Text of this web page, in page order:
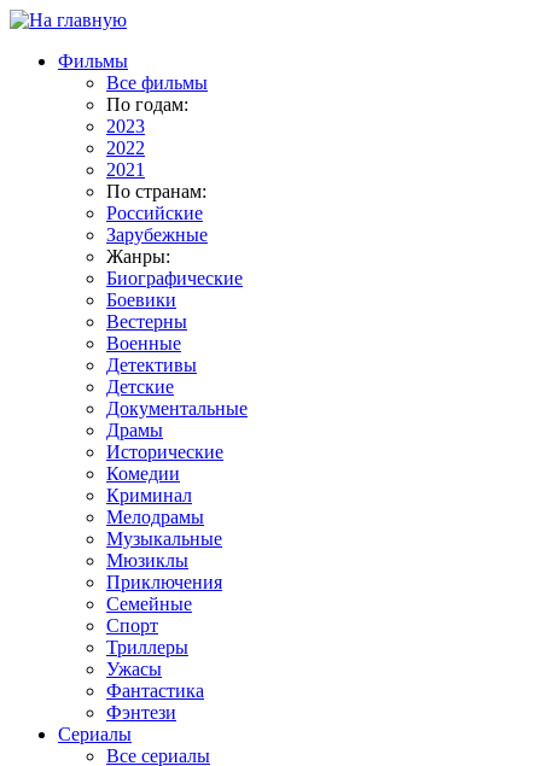
Фильмы
Все фильмы
По годам:
2023
2022
2021
По странам:
Российские
Зарубежные
Жанры:
Биографические
Боевики
Вестерны
Военные
Детективы
Детские
Документальные
Драмы
Исторические
Комедии
Криминал
Мелодрамы
Музыкальные
Мюзиклы
Приключения
Семейные
Спорт
Триллеры
Ужасы
Фантастика
Фэнтези
Сериалы
Все сериалы